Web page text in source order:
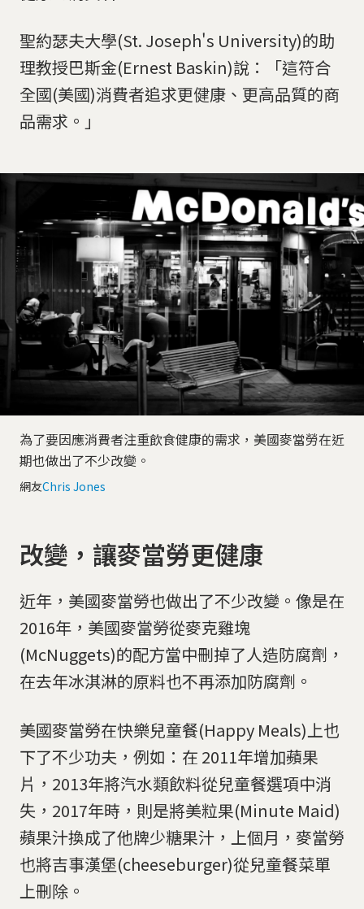
聖約瑟夫大學(St. Joseph's University)的助
理教授巴斯金(Ernest Baskin)說：「這符合
全國(美國)消費者追求更健康、更高品質的商
品需求。」
為了要因應消費者注重飲食健康的需求，美國麥當勞在近
期也做出了不少改變。
網友Chris Jones
改變，讓麥當勞更健康
近年，美國麥當勞也做出了不少改變。像是在
2016年，美國麥當勞從麥克雞塊
(McNuggets)的配方當中刪掉了人造防腐劑，
在去年冰淇淋的原料也不再添加防腐劑。
美國麥當勞在快樂兒童餐(Happy Meals)上也
下了不少功夫，例如：在 2011年增加蘋果
片，2013年將汽水類飲料從兒童餐選項中消
失，2017年時，則是將美粒果(Minute Maid)
蘋果汁換成了他牌少糖果汁，上個月，麥當勞
也將吉事漢堡(cheeseburger)從兒童餐菜單
上刪除。